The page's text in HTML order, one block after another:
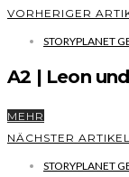
VORHERIGER
STORYPLANET
A2 | Leon
MEHR
NÄCHSTER ARTIKEL
STORYPLANET